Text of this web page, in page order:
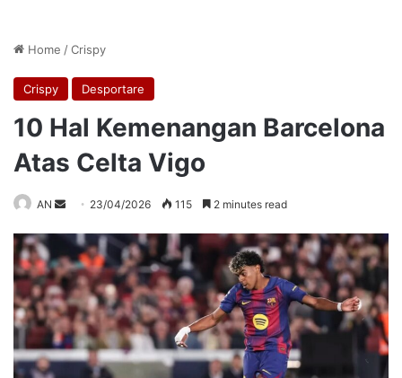
Home /Crispy
Crispy Desportare
10 Hal Kemenangan Barcelona
Atas Celta Vigo
AN
Send
email
23/04/2026 115 2 minutes read